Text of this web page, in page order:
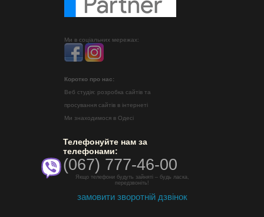
Ми в соціальних мережах:
Коротко про нас:
Веб студія: розробка сайтів та
просування сайтів в інтернеті
Ми знаходимося в Одесі
Телефонуйте нам за
телефонами:
(067) 777-46-00
Якщо телефони будуть зайняті – будь ласка,
передзвоніть!
замовити зворотній дзвінок